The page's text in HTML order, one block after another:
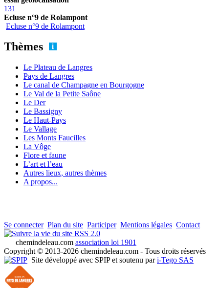
131
Ecluse n°9 de Rolampont
Ecluse n°9 de Rolampont
Thèmes
Le Plateau de Langres
Pays de Langres
Le canal de Champagne en Bourgogne
Le Val de la Petite Saône
Le Der
Le Bassigny
Le Haut-Pays
Le Vallage
Les Monts Faucilles
La Vôge
Flore et faune
L’art et l’eau
Autres lieux, autres thèmes
A propos...
Se connecter Plan du site Participer Mentions légales Contact
RSS 2.0
chemindeleau.com association loi 1901
Copyright © 2013-2026 chemindeleau.com - Tous droits réservés
Site développé avec SPIP et soutenu pari-Tego SAS